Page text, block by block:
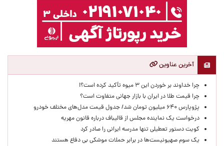
آخرین عناوین
چرا خداوند بر خوردن این ۳ میوه تأکید کرده است؟!
چرا قیمت طلا در ایران با بازار جهانی متفاوت است؟
پژوپارس ۶۴۰ میلیون تومان شد/ جدول قیمت مدل‌های مختلف خودرو
درخواست یک نماینده مجلس از قالیباف درباره قانون مهریه
کویت دستور تعطیلی تنها مدرسه ایرانی را صادر کرد
یک‌ سوم صهیونیست‌ها در برابر حملات موشکی بی دفاع هستند